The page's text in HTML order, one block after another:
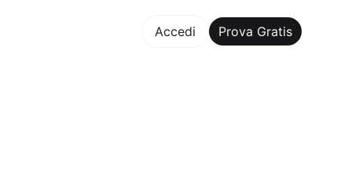
Accedi Prova Gratis